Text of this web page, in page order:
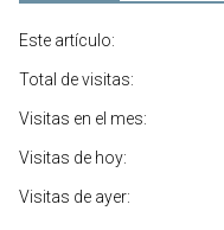
Este artículo:
Total de visitas:
Visitas en el mes:
Visitas de hoy:
Visitas de ayer: